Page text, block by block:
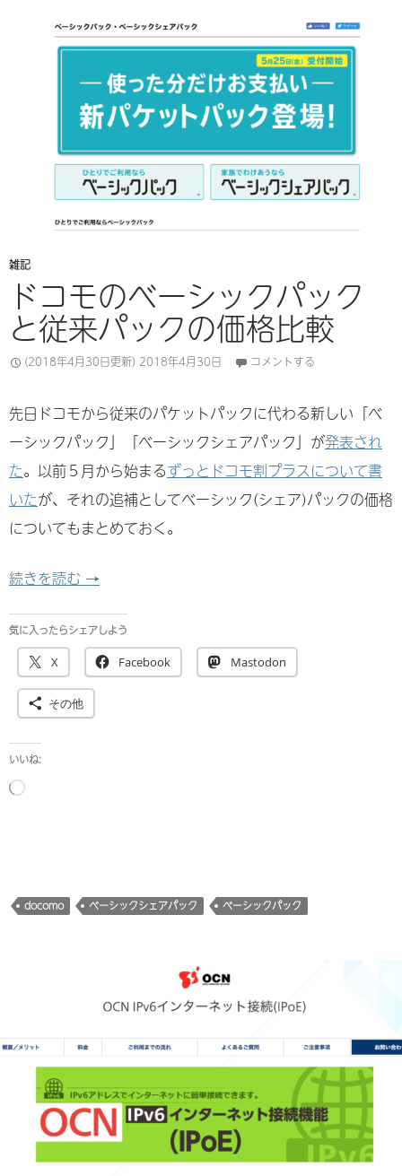
雑記
ドコモのベーシックパック
と従来パックの価格比較
(2018年4月30日更新) 2018年4月30日 コメントする
先日ドコモから従来のパケットパックに代わる新しい「ベ
ーシックパック」「ベーシックシェアパック」が発表され
た。以前５月から始まるずっとドコモ割プラスについて書
いたが、それの追補としてベーシック(シェア)パックの価格
についてもまとめておく。
続きを読む ドコモのベーシックパックと従来パックの価格
→
気に入ったらシェアしよう
X Facebook Mastodon
その他
いいね:
読
docomo ベーシックシェアパック ベーシックパック